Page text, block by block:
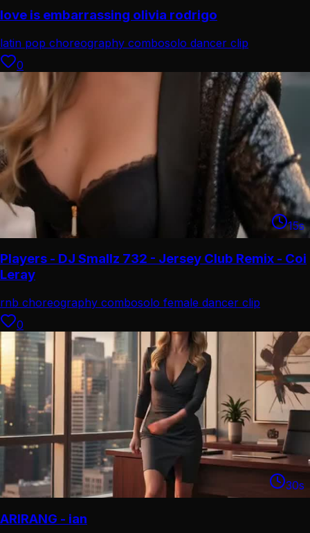
love is embarrassing olivia rodrigo
latin pop choreography combosolo dancer clip
0
15s
Players - DJ Smallz 732 - Jersey Club Remix - Coi
Leray
rnb choreography combosolo female dancer clip
0
30s
ARIRANG - ian